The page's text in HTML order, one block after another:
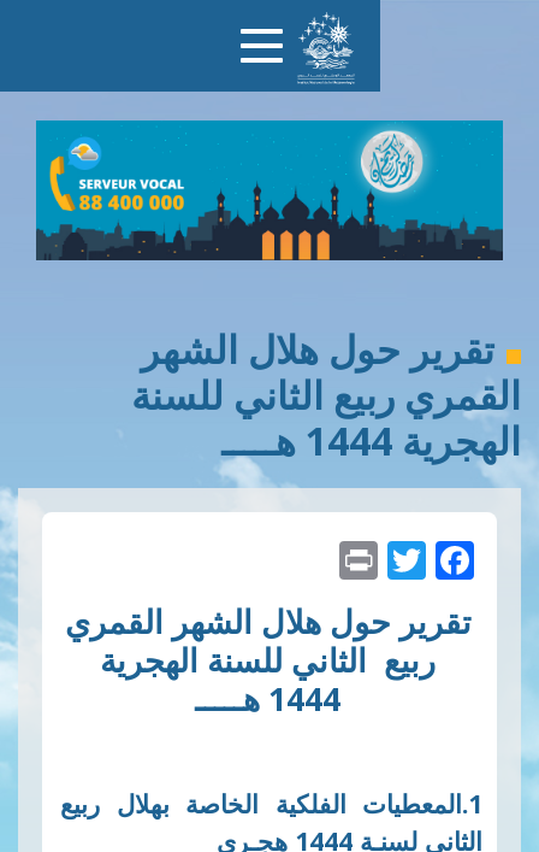
navigation
هلال الشهر
الثاني للسنة
Print
هلال الشهر القمري
للسنة الهجرية
الفلكية الخاصة بهلال ربيع